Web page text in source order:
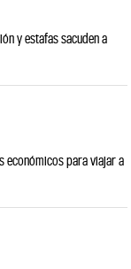
y estafas sacuden a
económicos para viajar a